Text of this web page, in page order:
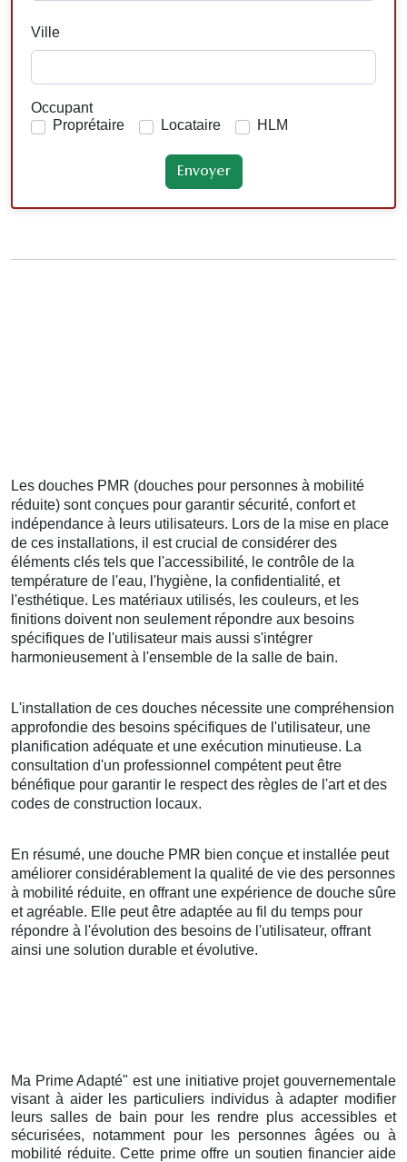
Ville
Occupant
Proprétaire
Locataire HLM
Les douches PMR (douches pour personnes à mobilité
réduite) sont conçues pour garantir sécurité, confort et
indépendance à leurs utilisateurs. Lors de la mise en place
de ces installations, il est crucial de considérer des
éléments clés tels que l'accessibilité, le contrôle de la
température de l'eau, l'hygiène, la confidentialité, et
l'esthétique. Les matériaux utilisés, les couleurs, et les
finitions doivent non seulement répondre aux besoins
spécifiques de l'utilisateur mais aussi s'intégrer
harmonieusement à l'ensemble de la salle de bain.
L'installation de ces douches nécessite une compréhension
approfondie des besoins spécifiques de l'utilisateur, une
planification adéquate et une exécution minutieuse. La
consultation d'un professionnel compétent peut être
bénéfique pour garantir le respect des règles de l'art et des
codes de construction locaux.
En résumé, une douche PMR bien conçue et installée peut
améliorer considérablement la qualité de vie des personnes
à mobilité réduite, en offrant une expérience de douche sûre
et agréable. Elle peut être adaptée au fil du temps pour
répondre à l'évolution des besoins de l'utilisateur, offrant
ainsi une solution durable et évolutive.
Ma Prime Adapté" est une initiative projet gouvernementale
visant à aider les particuliers individus à adapter modifier
leurs salles de bain pour les rendre plus accessibles et
sécurisées, notamment pour les personnes âgées ou à
mobilité réduite. Cette prime offre un soutien financier aide